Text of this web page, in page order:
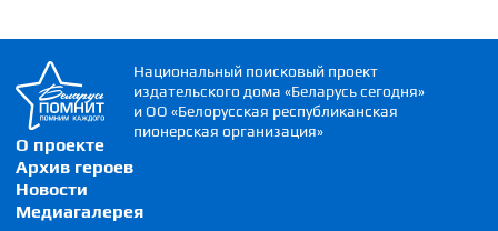
О проекте
Архив героев
Новости
Медиагалерея
Национальный поисковый проект
издательского дома «Беларусь сегодня»
и ОО «Белорусская республиканская
пионерская организация»